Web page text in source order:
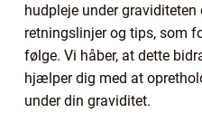
hudpleje under
retningslinjer og tips, som
følge. Vi håber, at dette
hjælper dig med at
under din graviditet.